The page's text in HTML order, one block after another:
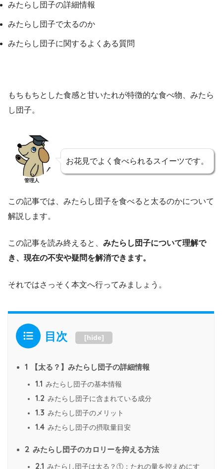
みたらし団子の詳細情報
みたらし団子で太るのか
みたらし団子に関するよくある質問
もちもちとした食感と甘いたれが特徴的な食べ物、みたら
し団子。
管理人
お花見でよく食べられるスイーツです。
この記事では、みたらし団子を食べると太るのかについて
解説します。
この記事を読み終えると、 みたらし団子について理解で
き、現在の不安や疑問を解消できます。
それではさっそく本文へ行ってみましょう。
目次 [hide]
1 【太る？】みたらし団子の詳細情報
1.1 みたらし団子の基本情報
1.2 みたらし団子に含まれている成分
1.3 みたらし団子のメリット
1.4 みたらし団子の摂取量目安
2 みたらし団子のカロリーを抑える方法
2.1 みたらし団子は太る？①：たれの量を控えめにす